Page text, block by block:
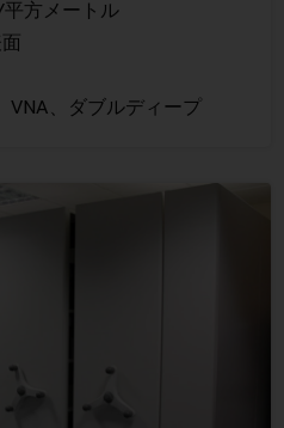
方メートル
VNA、ダブルディープ